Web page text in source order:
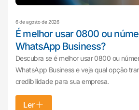
6 de agosto de 2026
É melhor usar 0800 ou
WhatsApp Business?
Descubra se é melhor usar 0800 ou
WhatsApp Business e veja qual opção
credibilidade para sua empresa.
Ler